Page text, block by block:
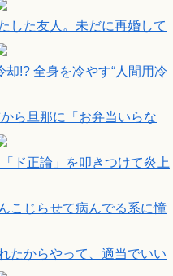
した友人。未だに再婚して
!? 全身を冷やす“人間用冷
ら旦那に「お弁当いらな
ド正論」を叩きつけて炎上
こじらせて病んでる系に憧
たからやって、適当でいい